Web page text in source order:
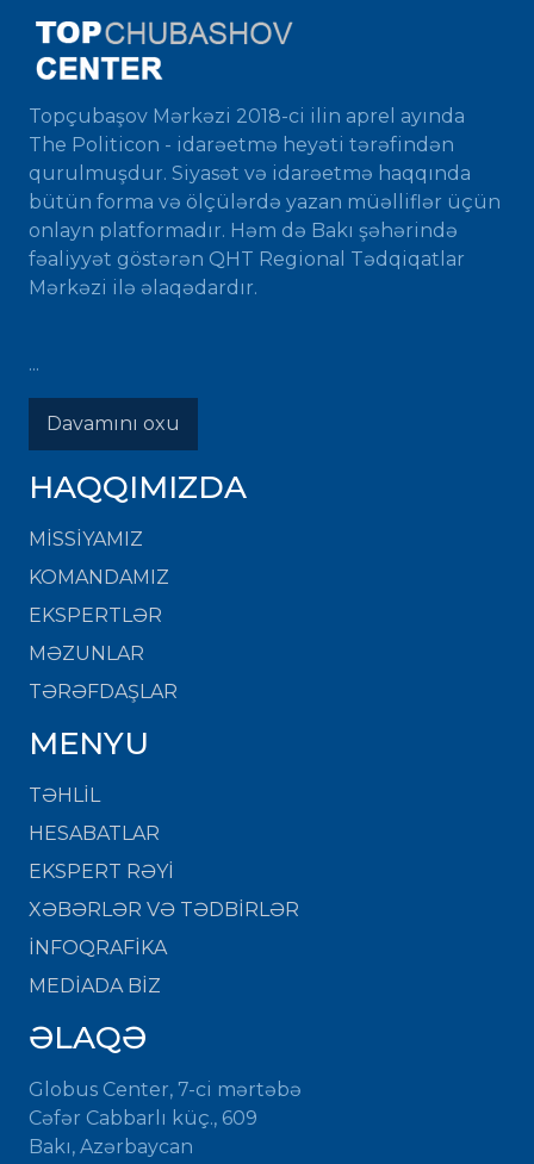
Topçubaşov Mərkəzi 2018-ci ilin aprel ayında
The Politicon - idarəetmə heyəti tərəfindən
qurulmuşdur. Siyasət və idarəetmə haqqında
bütün forma və ölçülərdə yazan müəlliflər üçün
onlayn platformadır. Həm də Bakı şəhərində
fəaliyyət göstərən QHT Regional Tədqiqatlar
Mərkəzi ilə əlaqədardır.
...
Davamını oxu
HAQQIMIZDA
MISSIYAMIZ
KOMANDAMIZ
EKSPERTLƏR
MƏZUNLAR
TƏRƏFDAŞLAR
MENYU
TƏHLİL
HESABATLAR
EKSPERT RƏYİ
XƏBƏRLƏR VƏ TƏDBİRLƏR
İNFOQRAFİKA
MEDİADA BİZ
ƏLAQƏ
Globus Center, 7-ci mərtəbə
Cəfər Cabbarlı küç., 609
Bakı, Azərbaycan